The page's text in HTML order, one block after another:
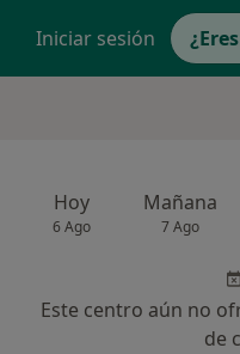
Iniciar sesión
Hoy
6 Ago
Mañana
7 Ago
Este centro aún no
de